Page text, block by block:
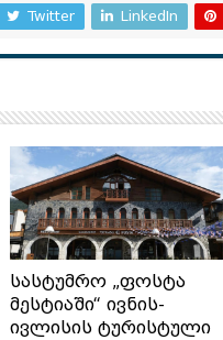
Twitter LinkedIn
სასტუმრო „ფოსტა
მესტიაში“ ივნის-
ივლისის ტურისტული